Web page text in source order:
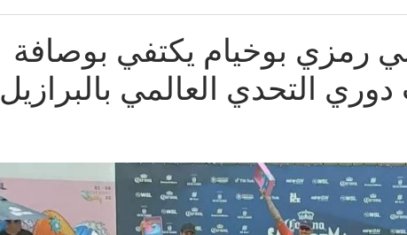
رمزي بوخيام يكتفي بوصافة
التحدي العالمي بالبرازيل